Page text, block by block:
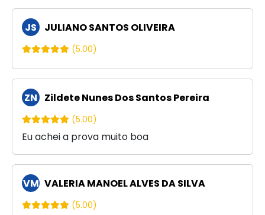
JS JULIANO SANTOS OLIVEIRA
(5.00)
ZN Zildete Nunes Dos Santos Pereira
(5.00)
Eu achei a prova muito boa
VM VALERIA MANOEL ALVES DA SILVA
(5.00)